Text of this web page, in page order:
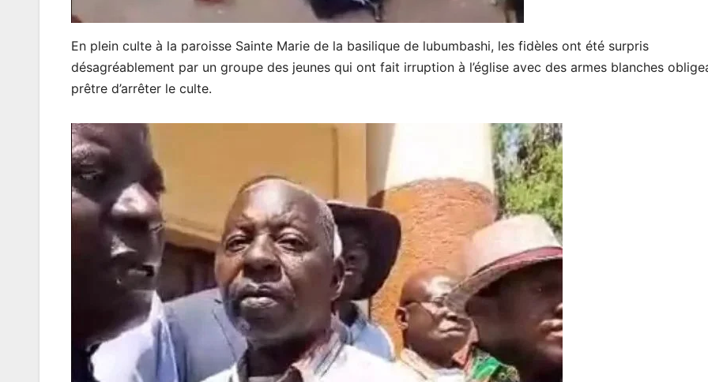
En plein culte à la paroisse Sainte Marie de la basilique de lubumbashi, les fidèles ont été surpris
désagréablement par un groupe des jeunes qui ont fait irruption à l’église avec des armes blanches
prêtre d’arrêter le culte.